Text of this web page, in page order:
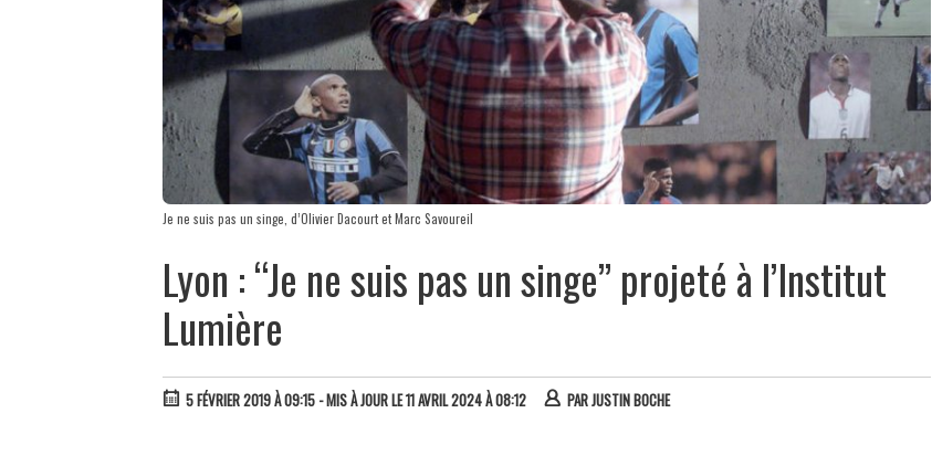
Je ne suis pas un singe, d’Olivier Dacourt et Marc Savoureil
Lyon : “Je ne suis pas un singe” projeté à l’Institut
Lumière
5 FÉVRIER 2019 À 09:15 - MIS À JOUR LE 11 AVRIL 2024 À 08:12 PARJUSTIN BOCHE